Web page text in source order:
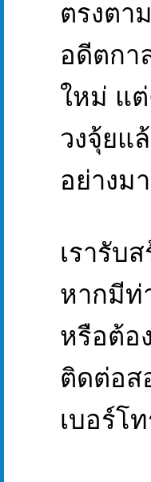
ตรงตา
อดีตกา
ใหม่ แ
วงจุ้ยแ
อย่างม
เรารับ
หากมีท่
หรือต้อ
ติดต่อส
เบอร์โ